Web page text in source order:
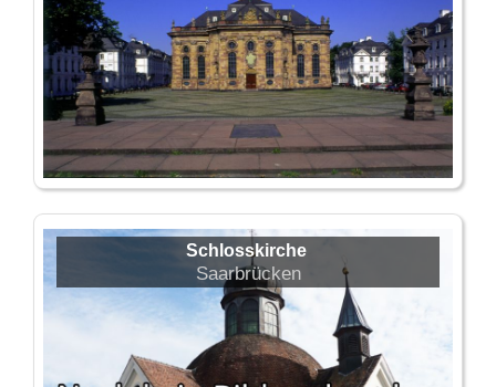
Schlosskirche
Saarbrücken